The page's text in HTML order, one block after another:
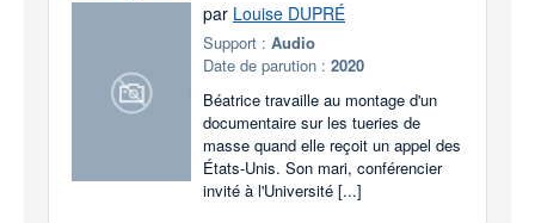
par Louise DUPRÉ
Support : Audio
Date de parution : 2020
Béatrice travaille au montage d'un
documentaire sur les tueries de
masse quand elle reçoit un appel des
États-Unis. Son mari, conférencier
invité à l'Université [...]